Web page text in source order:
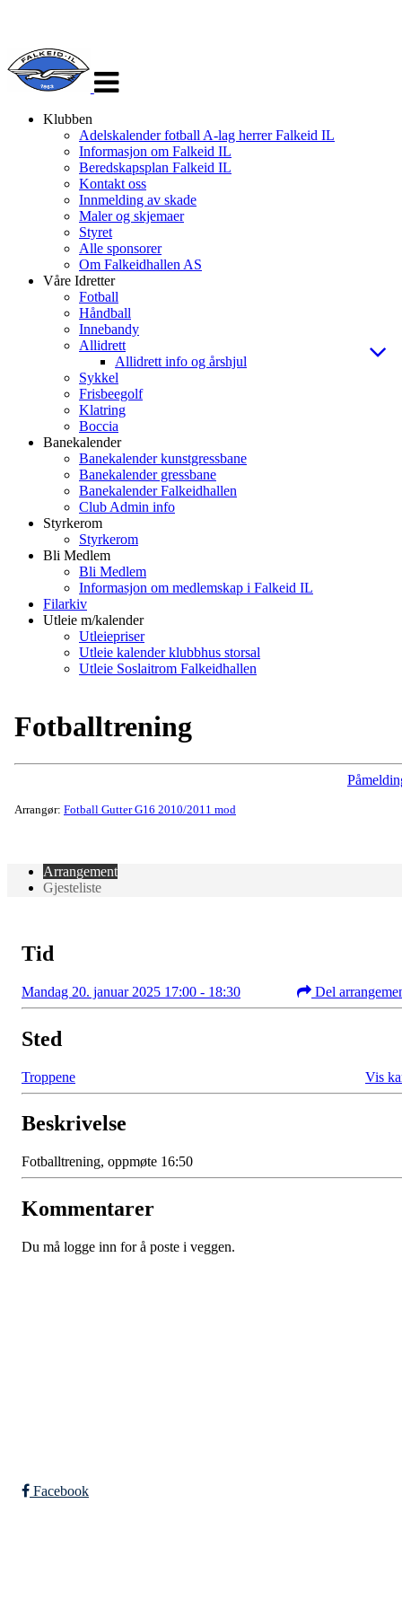
navigasjon
Klubben
Adelskalender fotball A-lag herrer Falkeid IL
Informasjon om Falkeid IL
Beredskapsplan Falkeid IL
Kontakt oss
Innmelding av skade
Maler og skjemaer
Styret
Alle sponsorer
Om Falkeidhallen AS
Våre Idretter
Fotball
Håndball
Innebandy
Allidrett
Allidrett info og årshjul
Sykkel
Frisbeegolf
Klatring
Boccia
Banekalender
Banekalender kunstgressbane
Banekalender gressbane
Banekalender Falkeidhallen
Club Admin info
Styrkerom
Styrkerom
Bli Medlem
Bli Medlem
Informasjon om medlemskap i Falkeid IL
Filarkiv
Utleie m/kalender
Utleiepriser
Utleie kalender klubbhus storsal
Utleie Soslaitrom Falkeidhallen
Fotballtrening
Arrangør: Fotball Gutter G16 2010/2011 mod
Arrangement
Gjesteliste
Tid
Mandag 20. januar 2025 17:00 - 18:30 Del
Sted
Troppene Vis
Beskrivelse
Fotballtrening, oppmøte 16:50
Kommentarer
Du må logge inn for å poste i veggen.
Facebook